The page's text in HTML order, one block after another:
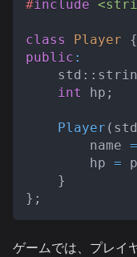
#include
class Player
{
public :
    std
::
int
hp ;
Player ( std
        name
=
        hp
=
}
} ;
ゲームでは、プレイ